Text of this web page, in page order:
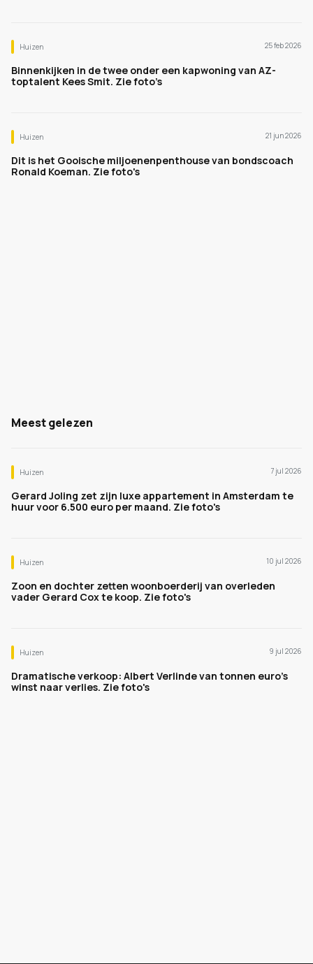
Huizen 25 feb 2026
Binnenkijken in de twee onder een kapwoning van AZ-
toptalent Kees Smit. Zie foto’s
Huizen 21 jun 2026
Dit is het Gooische miljoenenpenthouse van bondscoach
Ronald Koeman. Zie foto's
Meest gelezen
Huizen 7 jul 2026
Gerard Joling zet zijn luxe appartement in Amsterdam te
huur voor 6.500 euro per maand. Zie foto's
Huizen 10 jul 2026
Zoon en dochter zetten woonboerderij van overleden
vader Gerard Cox te koop. Zie foto's
Huizen 9 jul 2026
Dramatische verkoop: Albert Verlinde van tonnen euro's
winst naar verlies. Zie foto's